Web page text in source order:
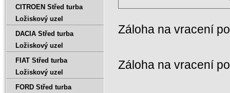
Záloha na vracení
Záloha na vracení
CITROEN Střed turba
Ložiskový uzel
DACIA Střed turba
Ložiskový uzel
FIAT Střed turba
Ložiskový uzel
FORD Střed turba